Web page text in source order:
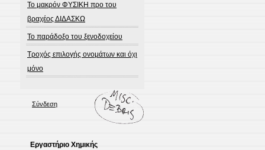
Το μακρόν ΦΥΣΙΚΗ προ του
βραχέος ΔΙΔΑΣΚΩ
Το παράδοξο του ξενοδοχείου
Τροχός επιλογής ονομάτων και όχι
μόνο
Σύνδεση
Εργαστήριο Χημικής